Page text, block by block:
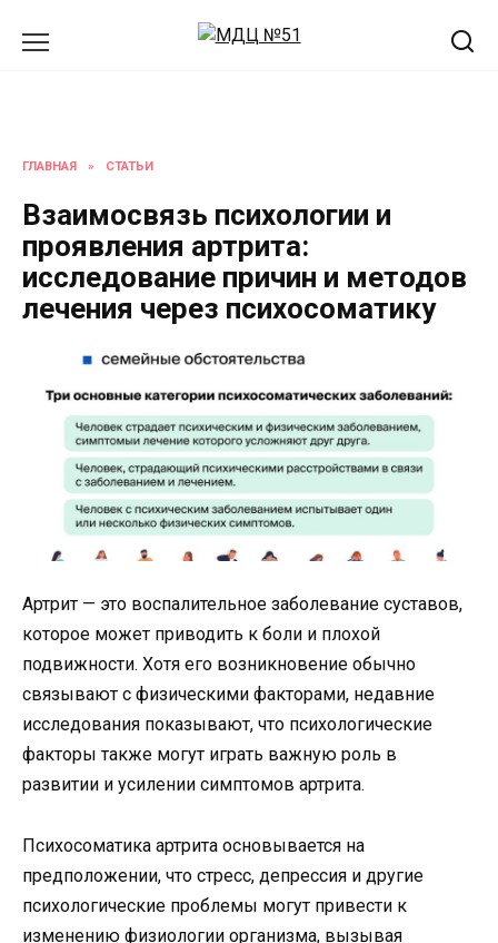
ГЛАВНАЯ » СТАТЬИ
Взаимосвязь психологии и
проявления артрита:
исследование причин и методов
лечения через психосоматику
Артрит — это воспалительное заболевание суставов,
которое может приводить к боли и плохой
подвижности. Хотя его возникновение обычно
связывают с физическими факторами, недавние
исследования показывают, что психологические
факторы также могут играть важную роль в
развитии и усилении симптомов артрита.
Психосоматика артрита основывается на
предположении, что стресс, депрессия и другие
психологические проблемы могут привести к
изменению физиологии организма, вызывая